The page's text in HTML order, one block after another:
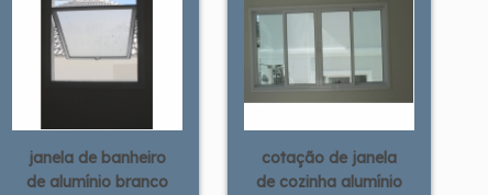
janela de banheiro
de alumínio branco
cotação de janela
de cozinha alumínio